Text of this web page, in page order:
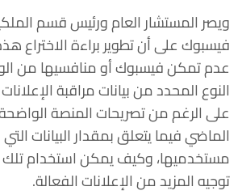
ويصر المستشار العام ورئيس قسم
فيسبوك على أن تطوير براءة الاختراع
عدم تمكن فيسبوك أو منافسيها من
النوع المحدد من بيانات مراقبة
على الرغم من تصريحات المنصة
الماضي فيما يتعلق بمقدار البيانات
مستخدميها، وكيف يمكن استخدام تلك
توجيه المزيد من الإعلانات الفعالة.